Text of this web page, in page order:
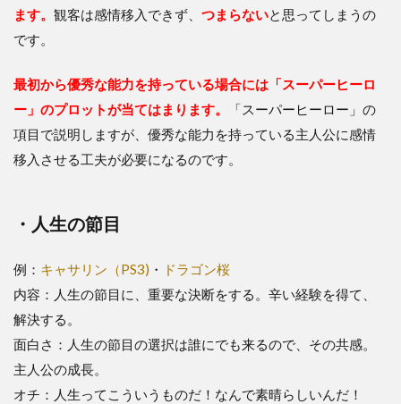
ます。 観客は感情移入できず、 つまらないと思ってしまうの
です。
最初から優秀な能力を持っている場合には「スーパーヒーロ
ー」のプロットが当てはまります。
「スーパーヒーロー」の
項目で説明しますが、優秀な能力を持っている主人公に感情
移入させる工夫が必要になるのです。
・人生の節目
例： キャサリン（PS3) ・
ドラゴン桜
内容：人生の節目に、重要な決断をする。辛い経験を得て、
解決する。
面白さ：人生の節目の選択は誰にでも来るので、その共感。
主人公の成長。
オチ：人生ってこういうものだ！なんで素晴らしいんだ！